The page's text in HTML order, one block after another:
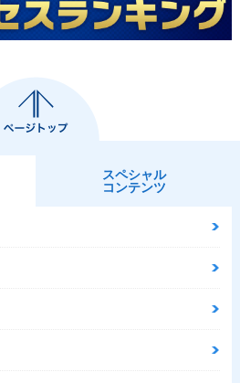
スペシャル
コンテンツ